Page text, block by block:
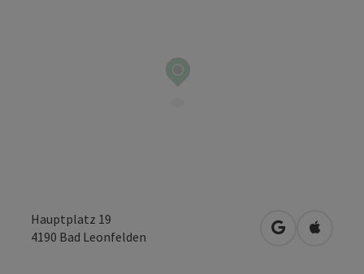
Hauptplatz 19
4190 Bad Leonfelden in Google
in